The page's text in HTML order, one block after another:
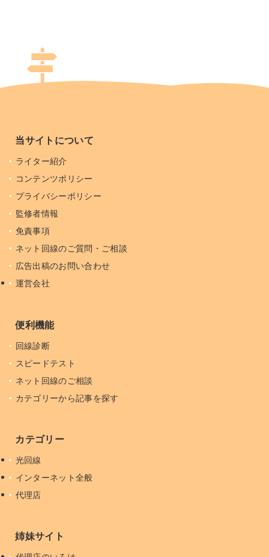
当サイトについて
ライター紹介
コンテンツポリシー
プライバシーポリシー
監修者情報
免責事項
ネット回線のご質問・ご相談
広告出稿のお問い合わせ
運営会社
便利機能
回線診断
スピードテスト
ネット回線のご相談
カテゴリーから記事を探す
カテゴリー
光回線
インターネット全般
代理店
姉妹サイト